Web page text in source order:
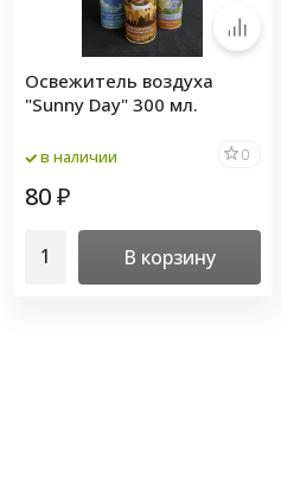
Освежитель воздуха
"Sunny Day" 300 мл.
в наличии 0
80 ₽
В корзину